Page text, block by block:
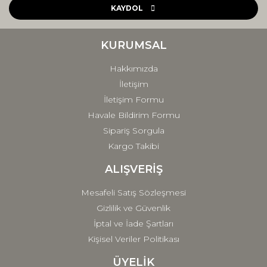
Ürün açıklamasında eksik bilgiler bulunuyor.
Ürün fiyatı diğer sitelerden daha pahalı.
Gönder
KAYDOL
KURUMSAL
Hakkımızda
İletişim
İletişim Formu
Havale Bildirim Formu
Sipariş Sorgula
Kargo Takibi
ALIŞVERİŞ
Mesafeli Satış Sözleşmesi
Gizlilik ve Güvenlik
İptal ve İade Şartları
Kişisel Veriler Politikası
ÜYELİK